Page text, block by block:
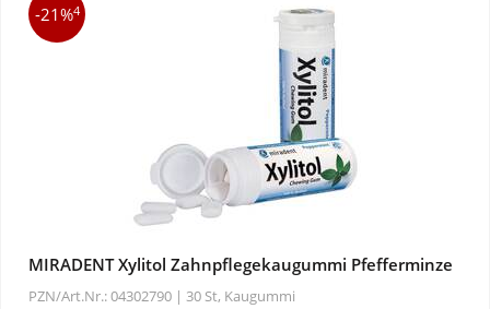
-21%4
MIRADENT Xylitol Zahnpflegekaugummi Pfefferminze
PZN/Art.Nr.: 04302790 | 30 St, Kaugummi